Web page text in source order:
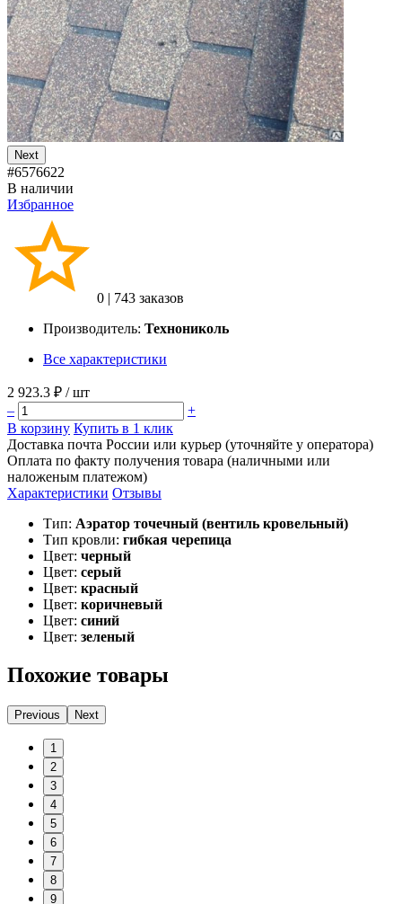
Next
#6576622
В наличии
Избранное
0 | 743 заказов
Производитель: Технониколь
Все характеристики
2 923.3 ₽ / шт
–
+
В корзину Купить в 1 клик
Доставка почта России или курьер (уточняйте у оператора)
Оплата по факту получения товара (наличными или
наложеным платежом)
Характеристики Отзывы
Тип: Аэратор точечный (вентиль кровельный)
Тип кровли: гибкая черепица
Цвет: черный
Цвет: серый
Цвет: красный
Цвет: коричневый
Цвет: синий
Цвет: зеленый
Похожие товары
Previous Next
1
2
3
4
5
6
7
8
9